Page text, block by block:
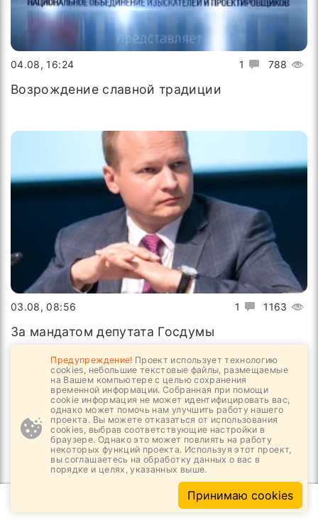
1 788
04.08, 16:24
Возрождение славной традиции
1 1163
03.08, 08:56
За мандатом депутата Госдумы
ОБЩИЕ РАЗДЕЛЫ
Все новости
Предупреждение! Проект использует технологию
cookies, небольшие текстовые файлы, размещаемые
на Вашем компьютере с целью сохранения
временной информации. Собранная при помощи
cookie информация не может идентифицировать вас,
однако может помочь нам улучшить работу нашего
проекта. Вы можете отказаться от использования
cookies, выбрав соответствующие настройки в
браузере. Однако это может повлиять на работу
некоторых функций проекта. Используя этот проект,
вы соглашаетесь на обработку данных о вас в
порядке и целях, указанных выше.
Принимаю cookies